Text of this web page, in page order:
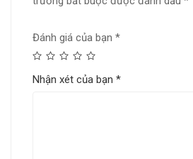
Đánh giá của bạn *
Nhận xét của bạn *